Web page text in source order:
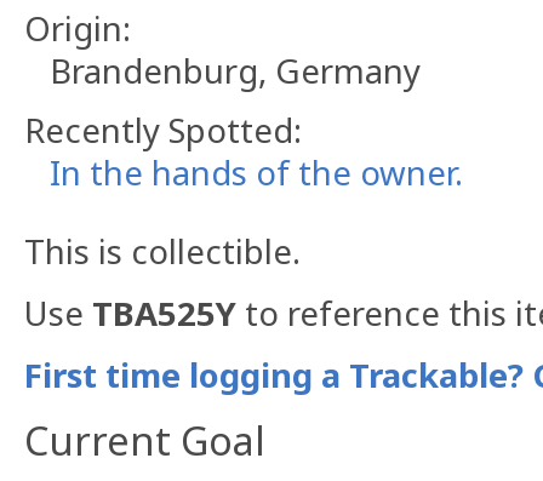
Origin:
Brandenburg, Germany
Recently Spotted:
In the hands of the owner.
This is collectible.
Use TBA525Y to reference this
First time logging a Trackable?
Current Goal